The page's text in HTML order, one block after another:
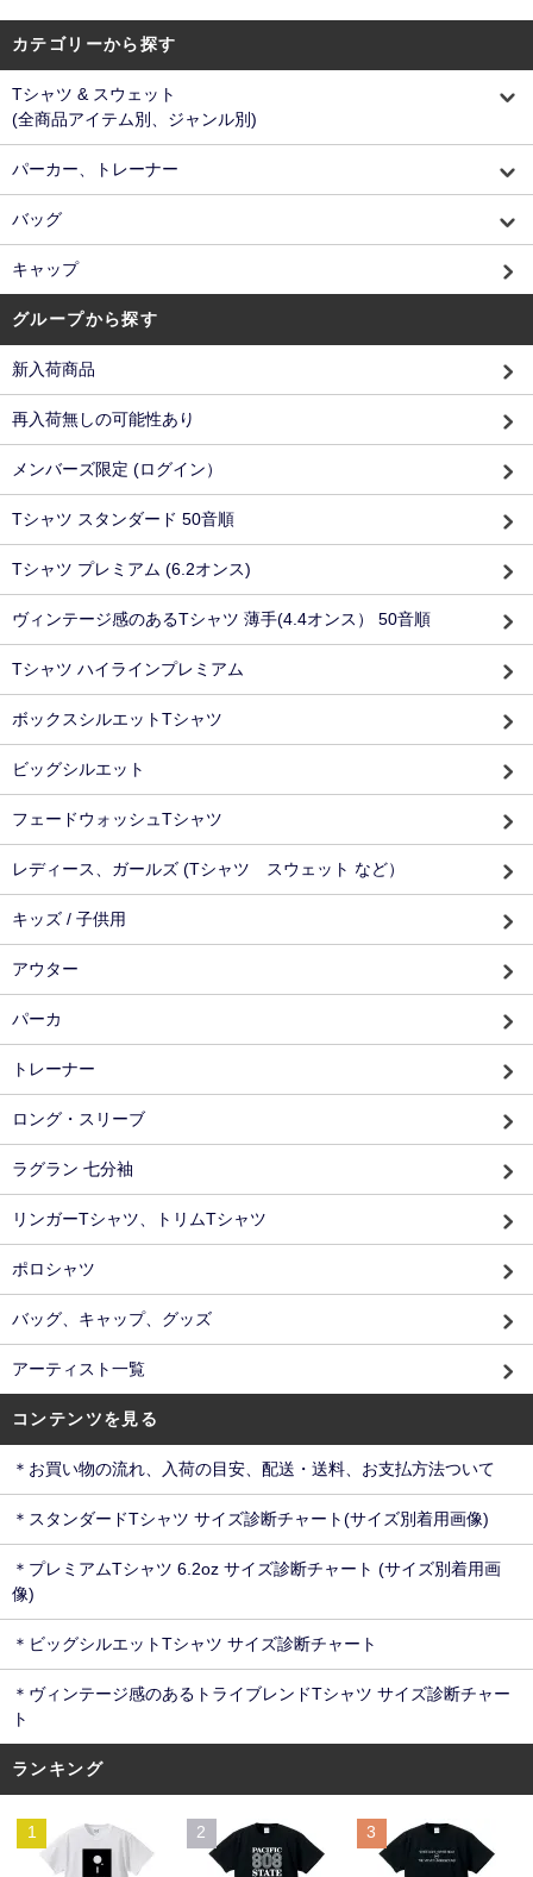
カテゴリーから探す
Tシャツ & スウェット
(全商品アイテム別、ジャンル別)
パーカー、トレーナー
バッグ
キャップ
グループから探す
新入荷商品
再入荷無しの可能性あり
メンバーズ限定 (ログイン）
Tシャツ スタンダード 50音順
Tシャツ プレミアム (6.2オンス)
ヴィンテージ感のあるTシャツ 薄手(4.4オンス） 50音順
Tシャツ ハイラインプレミアム
ボックスシルエットTシャツ
ビッグシルエット
フェードウォッシュTシャツ
レディース、ガールズ (Tシャツ スウェット など）
キッズ / 子供用
アウター
パーカ
トレーナー
ロング・スリーブ
ラグラン 七分袖
リンガーTシャツ、トリムTシャツ
ポロシャツ
バッグ、キャップ、グッズ
アーティスト一覧
コンテンツを見る
＊お買い物の流れ、入荷の目安、配送・送料、お支払方法ついて
＊スタンダードTシャツ サイズ診断チャート(サイズ別着用画像)
＊プレミアムTシャツ 6.2oz サイズ診断チャート (サイズ別着用画
像)
＊ビッグシルエットTシャツ サイズ診断チャート
＊ヴィンテージ感のあるトライブレンドTシャツ サイズ診断チャー
ト
ランキング
1 2 3